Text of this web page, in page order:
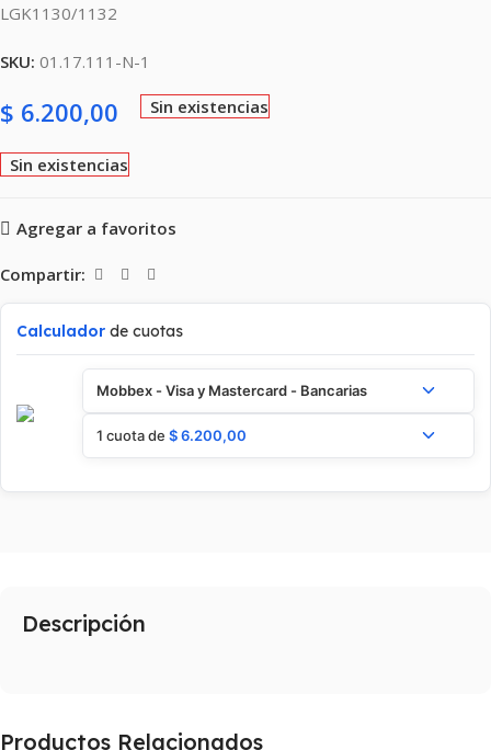
LGK1130/1132
SKU: 01.17.111-N-1
$ 6.200,00 Sin existencias
Sin existencias
Agregar a favoritos
Compartir:
Calculador de cuotas
Mobbex - Visa y Mastercard - Bancarias
1 cuota de $6.200,00
Descripción
Productos Relacionados